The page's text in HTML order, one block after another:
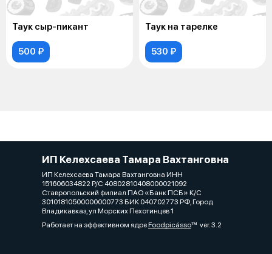
Таук сыр-пикант
500 ₽
Таук на тарелке
530 ₽
ИП Келехсаева Тамара Вахтанговна
ИП Келехсаева Тамара Вахтанговна ИНН
151606034822 Р/С 40802810408000021092
Ставропольский филиал ПАО «Банк ПСБ» К/С
30101810500000000773 БИК 040702773 РФ, Город
Владикавказ, ул Морских Пехотинцев 1
Работает на эффективном ядреFoodpicássover. 3.2